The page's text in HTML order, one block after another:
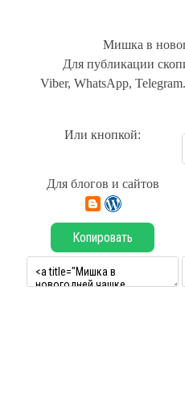
Мишка в
Для публикации
Viber, WhatsApp,
Или кнопкой:
Для блогов и сайтов
Копировать